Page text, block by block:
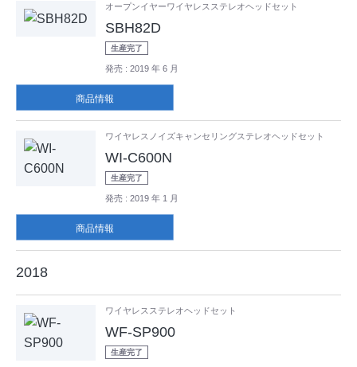
オープンイヤーワイヤレスステレオヘッドセット
SBH82D
生産完了
発売 : 2019 年 6 月
商品情報
ワイヤレスノイズキャンセリングステレオヘッドセット
WI-C600N
生産完了
発売 : 2019 年 1 月
商品情報
2018
ワイヤレスステレオヘッドセット
WF-SP900
生産完了